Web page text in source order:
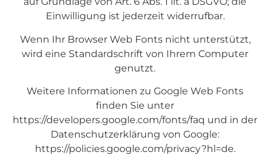
Einwilligung ist jederzeit widerrufbar.
Wenn Ihr Browser Web Fonts nicht unterstützt,
wird eine Standardschrift von Ihrem Computer
genutzt.
Weitere Informationen zu Google Web Fonts
finden Sie unter
https://developers.google.com/fonts/faq und in der
Datenschutzerklärung von Google:
https://policies.google.com/privacy?hl=de.